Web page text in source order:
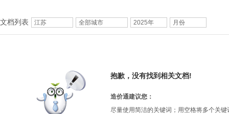
文档列表 江苏 全部城市 2025年 月份
抱歉，没有找到相关文档!
造价通建议您：
尽量使用简洁的关键词；用空格将多个关